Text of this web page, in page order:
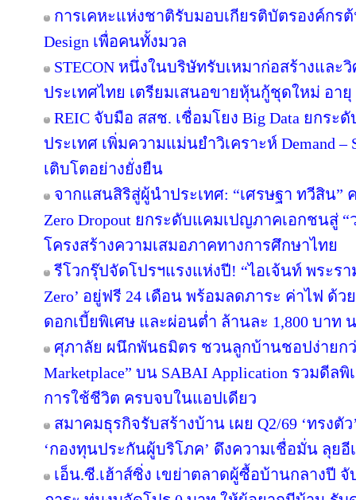
การเคหะแห่งชาติรับมอบเกียรติบัตรองค์กร
Design เพื่อคนทั้งมวล
STECON หนึ่งในบริษัทรับเหมาก่อสร้างแล
ประเทศไทย เตรียมเสนอขายหุ้นกู้ชุดใหม่ อา
REIC จับมือ สสช. เชื่อมโยง Big Data ยกร
ประเทศ เพิ่มความแม่นยำวิเคราะห์ Demand
เติบโตอย่างยั่งยืน
จากแสนสิริสู่ผู้นำประเทศ: “เศรษฐา ทวีสิน”
Zero Dropout ยกระดับแคมเปญภาคเอกชนสู่
โครงสร้างความเสมอภาคทางการศึกษาไทย
รีโวกรุ๊ปจัดโปรฯแรงแห่งปี! “ไอเจ้นท์ พระรา
Zero’ อยู่ฟรี 24 เดือน พร้อมลดภาระ ค่าไฟ ด้
ดอกเบี้ยพิเศษ และผ่อนต่ำ ล้านละ 1,800 บาท
ศุภาลัย ผนึกพันธมิตร ชวนลูกบ้านชอปง่ายกว่
Marketplace” บน SABAI Application รวมดีล
การใช้ชีวิต ครบจบในแอปเดียว
สมาคมธุรกิจรับสร้างบ้าน เผย Q2/69 ‘ทรง
‘กองทุนประกันผู้บริโภค’ ดึงความเชื่อมั่น ลุย
เอ็น.ซี.เฮ้าส์ซิ่ง เขย่าตลาดผู้ซื้อบ้านกลางปี